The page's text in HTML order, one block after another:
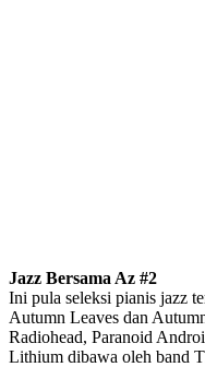
Jazz Bersama Az #2
Ini pula seleksi pianis jazz
Autumn Leaves dan
Radiohead, Paranoid
Lithium dibawa oleh band